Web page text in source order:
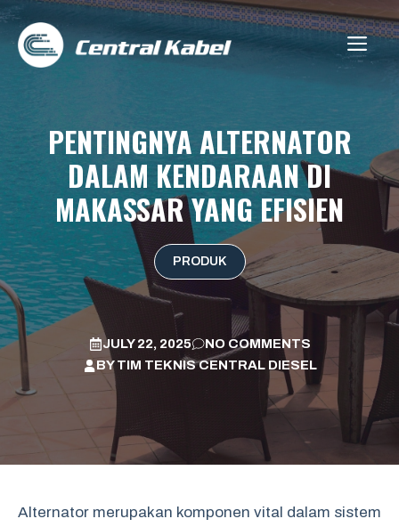
Skip
content
PENTINGNYA ALTERNATOR
DALAM KENDARAAN DI
MAKASSAR YANG EFISIEN
PRODUK
JULY 22, 2025
NO COMMENTS
BYTIM TEKNIS CENTRAL DIESEL
Alternator merupakan komponen vital dalam sistem